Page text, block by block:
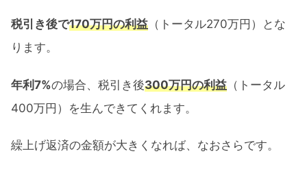
税引き後で170万円の利益 （トータル270万円）とな
ります。
年利7%の場合、税引き後300万円の利益 （トータル
400万円）を生んできてくれます。
繰上げ返済の金額が大きくなれば、なおさらです。